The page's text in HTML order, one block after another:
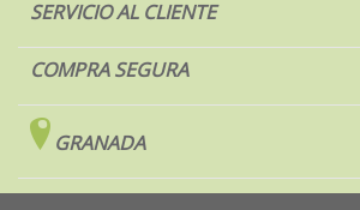
SERVICIO AL CLIENTE
COMPRA SEGURA
GRANADA